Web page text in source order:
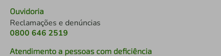
Ouvidoria
Reclamações e denúncias
0800 646 2519
Atendimento a pessoas com deficiência